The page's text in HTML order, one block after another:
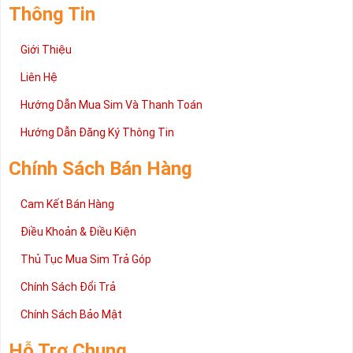
bạn so sánh với bảng sim đại cát.
5. Tổng nút sim đẹp
Trong sim phong thủy điểm càng cao càng đẹp thể hiện
sự kiêu sa và sự chuyên nghiệp của chủ sở hữu.
Cách tính điểm của sim phong thủy cực đơn giản, bạn chỉ cần
cộng dồn cả dãy số đến khi nào còn lại 2 con số duy nhất.
Điểm cao nhất là điểm 10
Thông Tin
Giới Thiệu
Liên Hệ
Hướng Dẫn Mua Sim Và Thanh Toán
Hướng Dẫn Đăng Ký Thông Tin
Chính Sách Bán Hàng
Cam Kết Bán Hàng
Điều Khoản & Điều Kiện
Thủ Tục Mua Sim Trả Góp
Chính Sách Đổi Trả
Chính Sách Bảo Mật